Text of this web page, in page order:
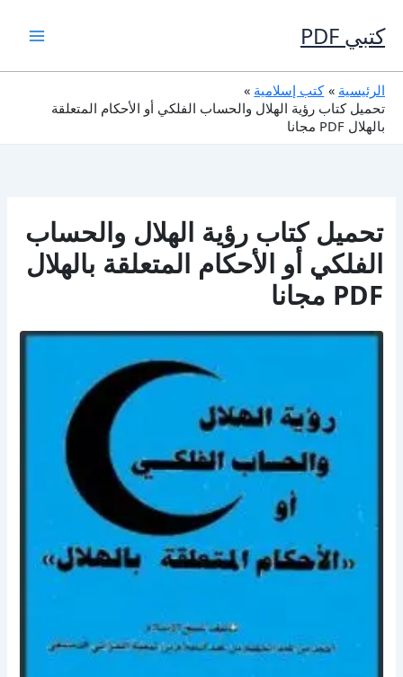
إلى
المحتوى
كتبي PDF
الرئيسية
كتب إسلامية
تحميل كتاب رؤية الهلال والحساب الفلكي أو الأحكام المتعلقة
بالهلال PDF مجانا
تحميل كتاب رؤية الهلال والحساب
الفلكي أو الأحكام المتعلقة بالهلال
PDF مجانا